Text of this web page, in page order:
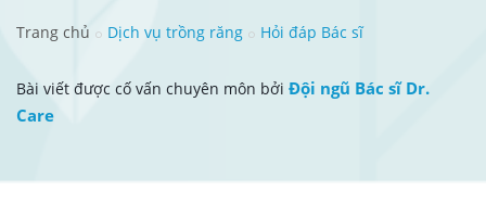
Trang chủ Dịch vụ trồng răng Hỏi đáp Bác sĩ
Bài viết được cố vấn chuyên môn bởi Đội ngũ Bác sĩ Dr.
Care